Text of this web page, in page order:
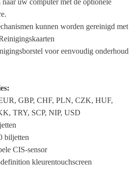
naar uw computer met de optionele
kunnen worden gereinigd met
voor eenvoudig onderhoud
GBP, CHF, PLN, CZK, HUF,
TRY, SCP, NIP, USD
biljetten
CIS-sensor
kleurentouchscreen